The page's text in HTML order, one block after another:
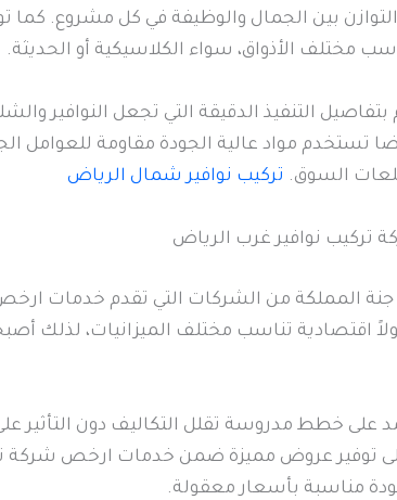
بين الجمال والوظيفة في كل مشروع.
مختلف الأذواق، سواء الكلاسيكية أو الحديثة.
التنفيذ الدقيقة التي تجعل النوافير
تستخدم مواد عالية الجودة مقاومة للعوامل
السوق. تركيب نوافير شمال الرياض
تركيب نوافير غرب الرياض
المملكة من الشركات التي تقدم خدمات
اقتصادية تناسب مختلف الميزانيات، لذلك
على خطط مدروسة تقلل التكاليف دون
توفير عروض مميزة ضمن خدمات ارخص شركة
مناسبة بأسعار معقولة.